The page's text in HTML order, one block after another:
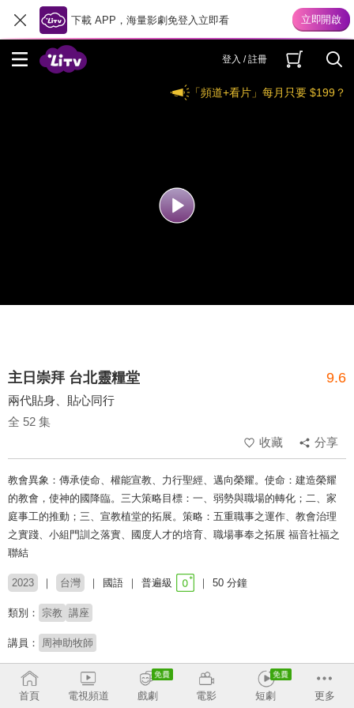
下載 APP，海量影劇免登入立即看
登入 / 註冊
「頻道+看片」每月只要 $199？
主日崇拜 台北靈糧堂 9.6
兩代貼身、貼心同行
全 52 集
收藏
分享
教會異象：傳承使命、權能宣教、力行聖經、邁向榮耀。使命：建造榮耀
的教會，使神的國降臨。三大策略目標：一、弱勢與職場的轉化；二、家
庭事工的推動；三、宣教植堂的拓展。策略：五重職事之運作、教會治理
之實踐、小組門訓之落實、國度人才的培育、職場事奉之拓展 福音社福之
聯結
2023 台灣 國語 普遍級 50 分鐘
類別： 宗教 講座
講員： 周神助牧師
收回
首頁
電視頻道 戲劇 電影 短劇 更多